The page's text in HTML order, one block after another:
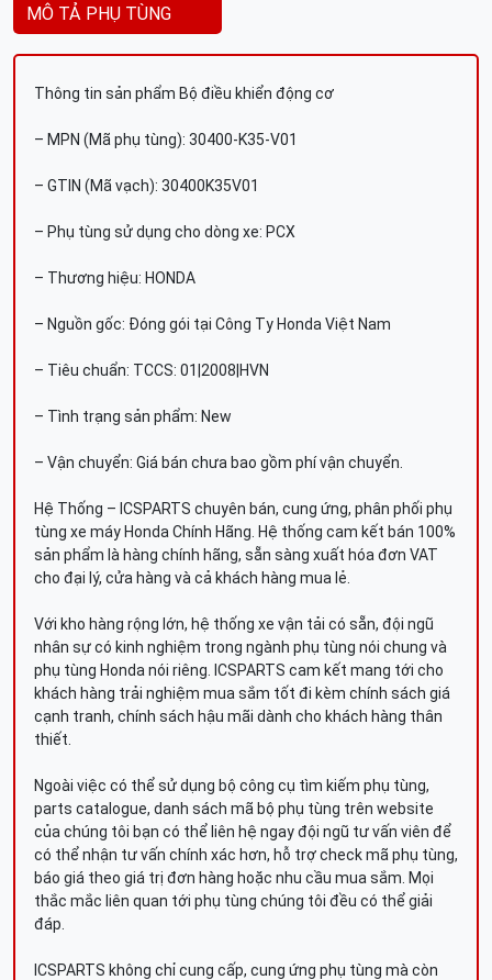
MÔ TẢ PHỤ TÙNG
Thông tin sản phẩm Bộ điều khiển động cơ
– MPN (Mã phụ tùng): 30400-K35-V01
– GTIN (Mã vạch): 30400K35V01
– Phụ tùng sử dụng cho dòng xe: PCX
– Thương hiệu: HONDA
– Nguồn gốc: Đóng gói tại Công Ty Honda Việt Nam
– Tiêu chuẩn: TCCS: 01|2008|HVN
– Tình trạng sản phẩm: New
– Vận chuyển: Giá bán chưa bao gồm phí vận chuyển.
Hệ Thống – ICSPARTS chuyên bán, cung ứng, phân phối phụ
tùng xe máy Honda Chính Hãng. Hệ thống cam kết bán 100%
sản phẩm là hàng chính hãng, sẵn sàng xuất hóa đơn VAT
cho đại lý, cửa hàng và cả khách hàng mua lẻ.
Với kho hàng rộng lớn, hệ thống xe vận tải có sẵn, đội ngũ
nhân sự có kinh nghiệm trong ngành phụ tùng nói chung và
phụ tùng Honda nói riêng. ICSPARTS cam kết mang tới cho
khách hàng trải nghiệm mua sắm tốt đi kèm chính sách giá
cạnh tranh, chính sách hậu mãi dành cho khách hàng thân
thiết.
Ngoài việc có thể sử dụng bộ công cụ tìm kiếm phụ tùng,
parts catalogue, danh sách mã bộ phụ tùng trên website
của chúng tôi bạn có thể liên hệ ngay đội ngũ tư vấn viên để
có thể nhận tư vấn chính xác hơn, hỗ trợ check mã phụ tùng,
báo giá theo giá trị đơn hàng hoặc nhu cầu mua sắm. Mọi
thắc mắc liên quan tới phụ tùng chúng tôi đều có thể giải
đáp.
ICSPARTS không chỉ cung cấp, cung ứng phụ tùng mà còn